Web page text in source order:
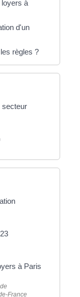
à
d'un
règles ?
secteur
à Paris
France